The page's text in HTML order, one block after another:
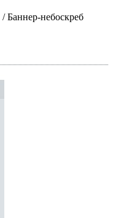
/ Баннер-небоскреб